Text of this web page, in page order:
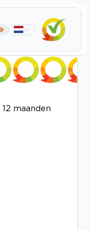
maanden